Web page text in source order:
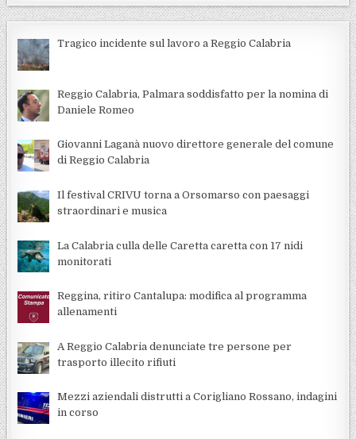
Tragico incidente sul lavoro a Reggio Calabria
Reggio Calabria, Palmara soddisfatto per la nomina di
Daniele Romeo
Giovanni Laganà nuovo direttore generale del comune
di Reggio Calabria
Il festival CRIVU torna a Orsomarso con paesaggi
straordinari e musica
La Calabria culla delle Caretta caretta con 17 nidi
monitorati
Reggina, ritiro Cantalupa: modifica al programma
allenamenti
A Reggio Calabria denunciate tre persone per
trasporto illecito rifiuti
Mezzi aziendali distrutti a Corigliano Rossano, indagini
in corso